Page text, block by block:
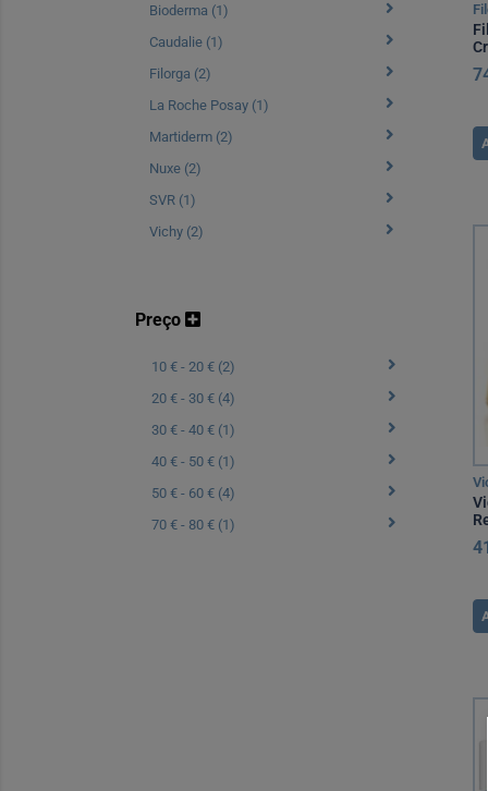
Bioderma (1)
Caudalie (1)
Filorga (2)
La Roche Posay (1)
Martiderm (2)
Nuxe (2)
SVR (1)
Vichy (2)
Preço
10 € - 20 € (2)
20 € - 30 € (4)
30 € - 40 € (1)
40 € - 50 € (1)
50 € - 60 € (4)
70 € - 80 € (1)